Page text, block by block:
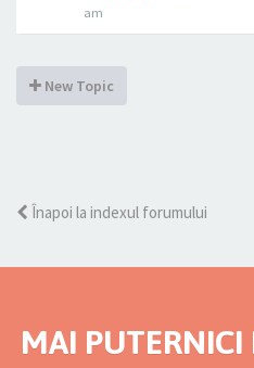
am
New Topic
Înapoi la indexul forumului
MAI PUTERNICI